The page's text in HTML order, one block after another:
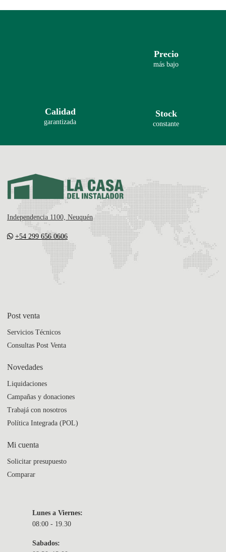
Precio
más bajo
Calidad
garantizada
Stock
constante
Independencia 1100, Neuquén
+54 299 656 0606
Post venta
Servicios Técnicos
Consultas Post Venta
Novedades
Liquidaciones
Campañas y donaciones
Trabajá con nosotros
Política Integrada (POL)
Mi cuenta
Solicitar presupuesto
Comparar
Lunes a Viernes:
08:00 - 19.30
Sabados: